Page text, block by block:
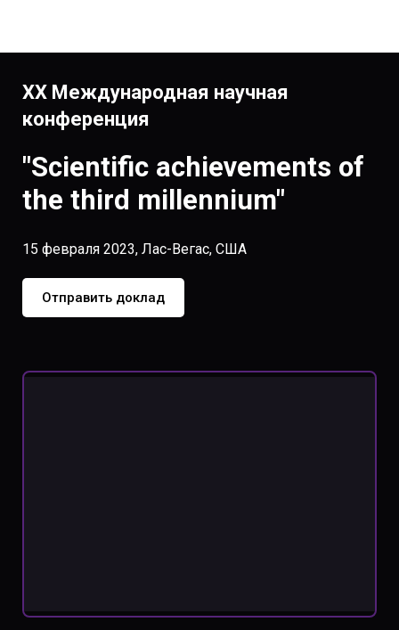
XX Международная научная
конференция
"Scientific achievements of
the third millennium"
15 февраля 2023, Лас-Вегас, США
Отправить доклад